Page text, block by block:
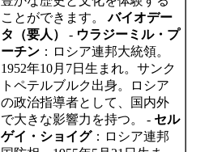
ことができます。バイオデー
タ（要人）
- ウラジーミル・プ
ーチン ：ロシア連邦大統領。
1952年10月7日生まれ。サンク
トペテルブルク出身。ロシア
の政治指導者として、国内外
で大きな影響力を持つ。 - セル
ゲイ・ショイグ：ロシア連邦